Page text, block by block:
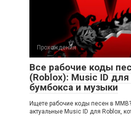
Прохождения
Все рабочие коды
(Roblox): Music ID
бумбокса и музыки
Ищете рабочие коды песен в
актуальные Music ID для Roblox,